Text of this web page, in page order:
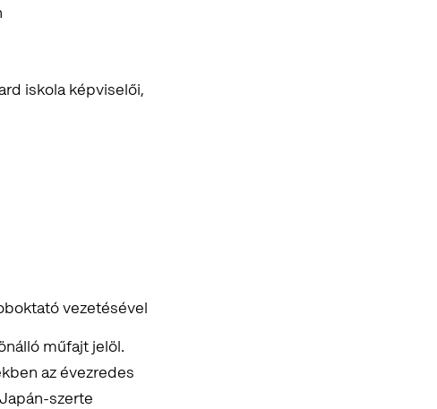
iskola képviselői,
vezetésével
műfajt jelöl.
az évezredes
szerte